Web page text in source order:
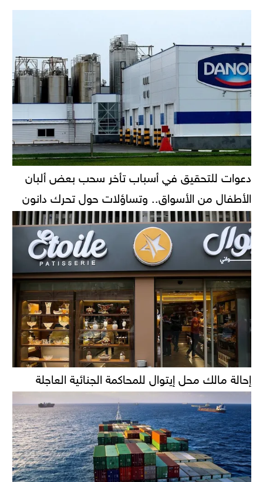
دعوات للتحقيق في أسباب تأخر سحب بعض ألبان
الأطفال من الأسواق.. وتساؤلات حول تحرك دانون
إحالة مالك محل إيتوال للمحاكمة الجنائية العاجلة